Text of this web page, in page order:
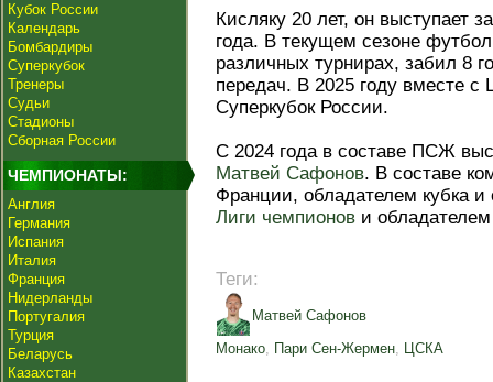
Кубок России
Календарь
Бомбардиры
Суперкубок
Тренеры
Судьи
Стадионы
Сборная России
ЧЕМПИОНАТЫ:
Англия
Германия
Испания
Италия
Франция
Нидерланды
Португалия
Турция
Беларусь
Казахстан
Кисляку 20 лет, он выступает
года. В текущем сезоне
различных турнирах, забил 8
передач. В 2025 году вместе
Суперкубок России.
С 2024 года в составе ПСЖ
Матвей Сафонов. В составе
Франции, обладателем кубка и
Лиги чемпионов и
Теги:
Матвей Сафонов
Монако, Пари Сен-Жермен, ЦСКА